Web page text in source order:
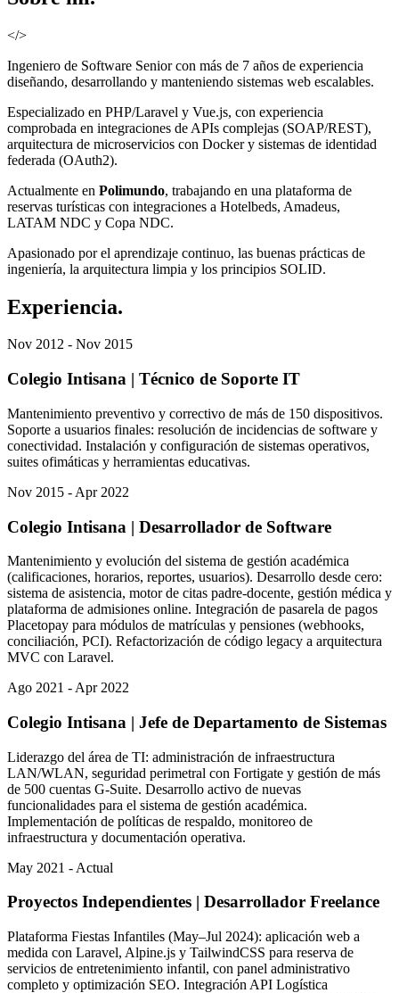
</>
Ingeniero de Software Seniorcon más de 7 años de experiencia
diseñando, desarrollando y manteniendo sistemas web escalables.
Especializado en PHP/Laravel y Vue.js, con experiencia
comprobada en integraciones de APIs complejas (SOAP/REST),
arquitectura de microservicios con Docker y sistemas de identidad
federada (OAuth2).
Actualmente en Polimundo, trabajando en una plataforma de
reservas turísticas con integraciones a Hotelbeds, Amadeus,
LATAM NDC y Copa NDC.
Apasionado por el aprendizaje continuo, las buenas prácticas de
ingeniería, la arquitectura limpia y los principios SOLID.
Experiencia.
Nov 2012 - Nov 2015
Colegio Intisana | Técnico de Soporte IT
Mantenimiento preventivo y correctivo de más de 150 dispositivos.
Soporte a usuarios finales: resolución de incidencias de software y
conectividad. Instalación y configuración de sistemas operativos,
suites ofimáticas y herramientas educativas.
Nov 2015 - Apr 2022
Colegio Intisana | Desarrollador de Software
Mantenimiento y evolución del sistema de gestión académica
(calificaciones, horarios, reportes, usuarios). Desarrollo desde cero:
sistema de asistencia, motor de citas padre-docente, gestión médica y
plataforma de admisiones online. Integración de pasarela de pagos
Placetopay para módulos de matrículas y pensiones (webhooks,
conciliación, PCI). Refactorización de código legacy a arquitectura
MVC con Laravel.
Ago 2021 - Apr 2022
Colegio Intisana | Jefe de Departamento de Sistemas
Liderazgo del área de TI: administración de infraestructura
LAN/WLAN, seguridad perimetral con Fortigate y gestión de más
de 500 cuentas G-Suite. Desarrollo activo de nuevas
funcionalidades para el sistema de gestión académica.
Implementación de políticas de respaldo, monitoreo de
infraestructura y documentación operativa.
May 2021 - Actual
Proyectos Independientes | Desarrollador Freelance
Plataforma Fiestas Infantiles (May–Jul 2024): aplicación web a
medida con Laravel, Alpine.js y TailwindCSS para reserva de
servicios de entretenimiento infantil, con panel administrativo
completo y optimización SEO. Integración API Logística